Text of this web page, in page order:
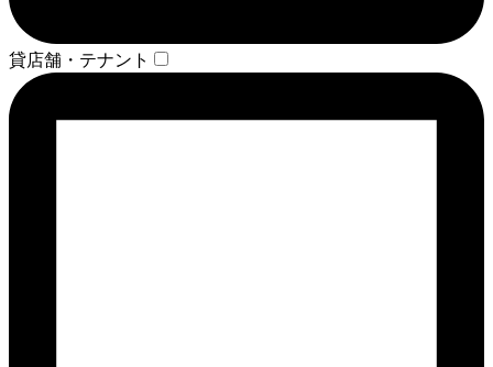
貸店舗・テナント